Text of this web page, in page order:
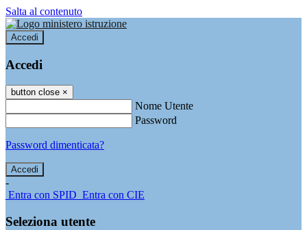
Salta al contenuto
Accedi
Accedi
button close ×
Nome Utente
Password
Password dimenticata?
-
Entra con SPID Entra con CIE
Seleziona utente